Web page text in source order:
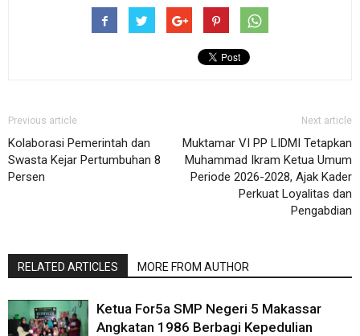
Previous article
Kolaborasi Pemerintah dan
Swasta Kejar Pertumbuhan 8
Persen
Next article
Muktamar VI PP LIDMI Tetapkan
Muhammad Ikram Ketua Umum
Periode 2026-2028, Ajak Kader
Perkuat Loyalitas dan
Pengabdian
RELATED ARTICLES MORE FROM AUTHOR
Ketua For5a SMP Negeri 5 Makassar
Angkatan 1986 Berbagi Kepedulian